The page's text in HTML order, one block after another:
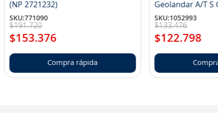
(NP 2721232)
SKU:771090
$191.720
$153.376
Compra rápida
SKU:1052993
$133.476
$122.798